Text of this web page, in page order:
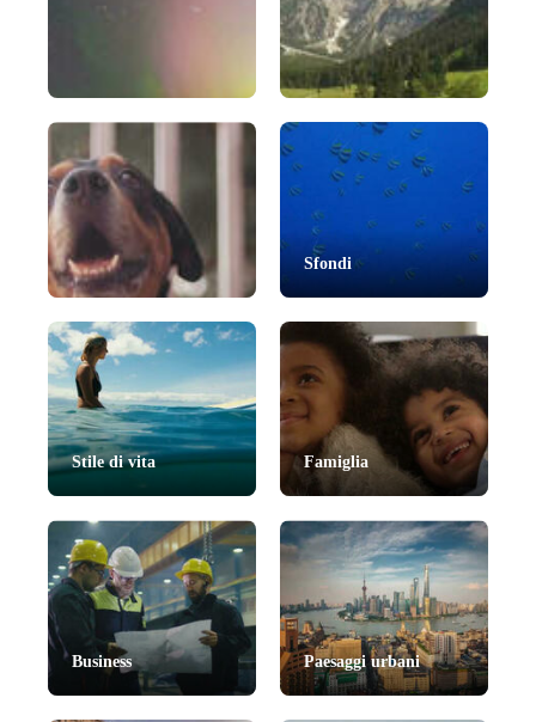
Intervalli di tempo Natura
Animali domestici
Sfondi
Stile di vita Famiglia
Business Paesaggi urbani